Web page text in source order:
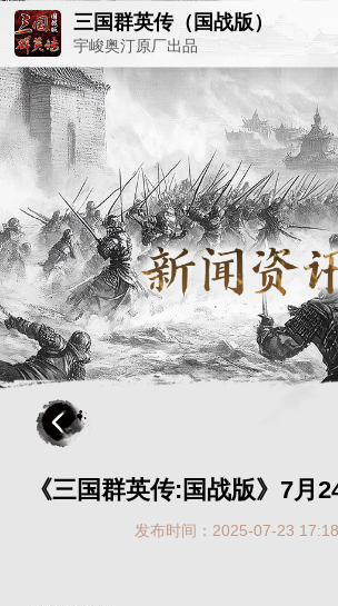
三国群英传（国战版）
宇峻奥汀原厂出品
《三国群英传:国战版》7月
发布时间：2025-07-23